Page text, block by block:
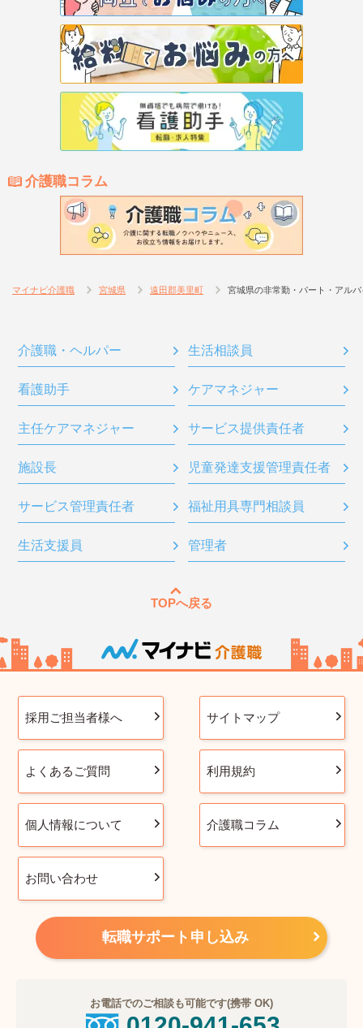
介護職コラム
マイナビ介護職 宮城県 遠田郡美里町 宮城県の非常勤・パート・アル
介護職・ヘルパー 生活相談員
看護助手 ケアマネジャー
主任ケアマネジャー サービス提供責任者
施設長 児童発達支援管理責任者
サービス管理責任者 福祉用具専門相談員
生活支援員 管理者
TOPへ戻る
採用ご担当者様へ サイトマップ
よくあるご質問 利用規約
個人情報について 介護職コラム
お問い合わせ
転職サポート申し込み
お電話でのご相談も可能です(携帯 OK)